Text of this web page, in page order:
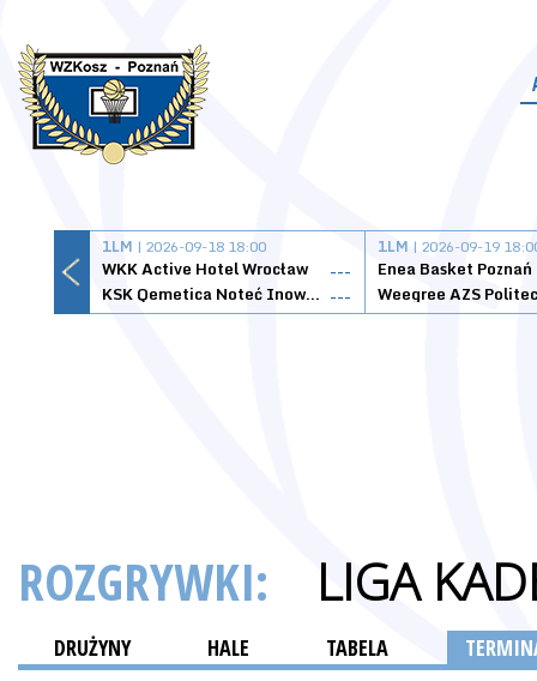
1LM | 2026-09-18 18:00
WKK Active Hotel Wrocław
---
KSK Qemetica Noteć Inowrocław ---
1LM | 2026-09-19
Enea Basket Poznań
ROZGRYWKI: LIGA
DRUŻYNY HALE TABELA